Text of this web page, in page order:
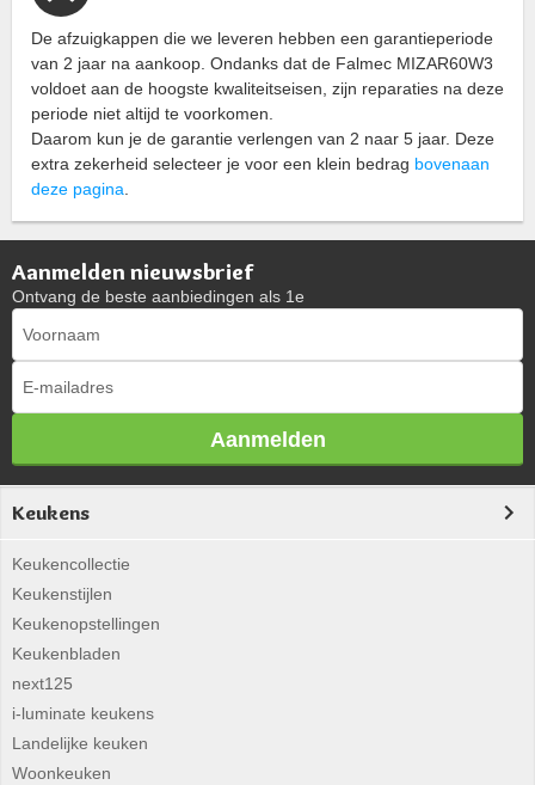
De afzuigkappen die we leveren hebben een garantieperiode
van 2 jaar na aankoop. Ondanks dat de Falmec MIZAR60W3
voldoet aan de hoogste kwaliteitseisen, zijn reparaties na deze
periode niet altijd te voorkomen.
Daarom kun je de garantie verlengen van 2 naar 5 jaar. Deze
extra zekerheid selecteer je voor een klein bedrag bovenaan
deze pagina.
Aanmelden nieuwsbrief
Ontvang de beste aanbiedingen als 1e
Aanmelden
Keukens
Keukencollectie
Keukenstijlen
Keukenopstellingen
Keukenbladen
next125
i-luminate keukens
Landelijke keuken
Woonkeuken